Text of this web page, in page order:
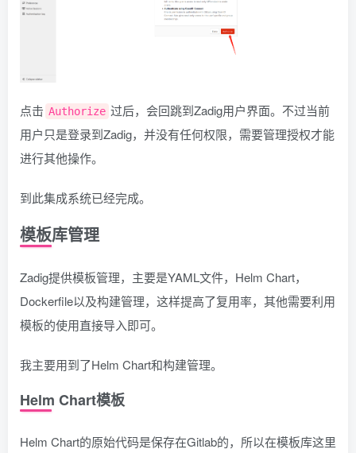
点击 Authorize 过后，会回跳到Zadig用户界面。不过当前
用户只是登录到Zadig，并没有任何权限，需要管理授权才能
进行其他操作。
到此集成系统已经完成。
模板库管理
Zadig提供模板管理，主要是YAML文件，Helm Chart，
Dockerfile以及构建管理，这样提高了复用率，其他需要利用
模板的使用直接导入即可。
我主要用到了Helm Chart和构建管理。
Helm Chart模板
Helm Chart的原始代码是保存在Gitlab的，所以在模板库这里